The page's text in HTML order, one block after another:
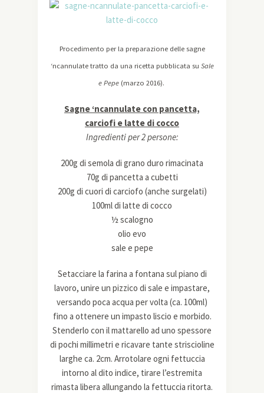
Procedimento per la preparazione delle sagne
‘ncannulate tratto da una ricetta pubblicata su Sale
e Pepe (marzo 2016).
Sagne ‘ncannulate con pancetta,
carciofi e latte di cocco
Ingredienti per 2 persone:
200g di semola di grano duro rimacinata
70g di pancetta a cubetti
200g di cuori di carciofo (anche surgelati)
100ml di latte di cocco
½ scalogno
olio evo
sale e pepe
Setacciare la farina a fontana sul piano di
lavoro, unire un pizzico di sale e impastare,
versando poca acqua per volta (ca. 100ml)
fino a ottenere un impasto liscio e morbido.
Stenderlo con il mattarello ad uno spessore
di pochi millimetri e ricavare tante striscioline
larghe ca. 2cm. Arrotolare ogni fettuccia
intorno al dito indice, tirare l’estremita
rimasta libera allungando la fettuccia ritorta.